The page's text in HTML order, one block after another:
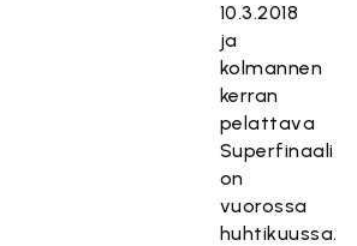
10.3.2018
ja
kolmannen
kerran
pelattava
Superfinaali
on
vuorossa
huhtikuussa.